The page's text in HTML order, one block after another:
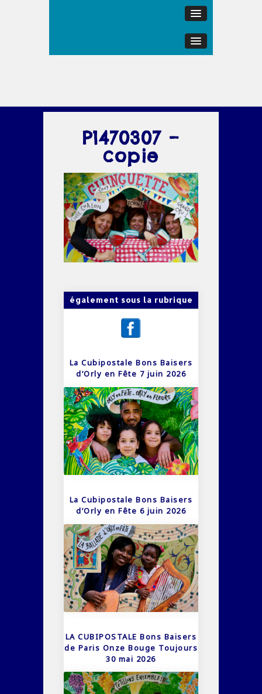
P1470307 –
copie
également sous la rubrique
La Cubipostale Bons Baisers
d’Orly en Fête 7 juin 2026
La Cubipostale Bons Baisers
d’Orly en Fête 6 juin 2026
LA CUBIPOSTALE Bons Baisers
de Paris Onze Bouge Toujours
30 mai 2026